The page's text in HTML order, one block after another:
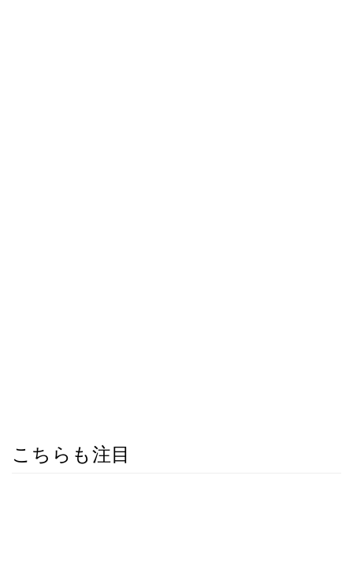
こちらも注目